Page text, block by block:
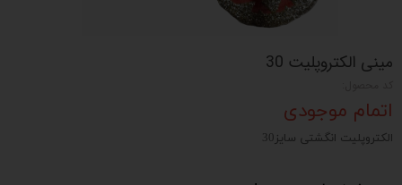
مینی الکتروپلیت 30
اتمام موجودی
الکتروپلیت انگشتی سایز30